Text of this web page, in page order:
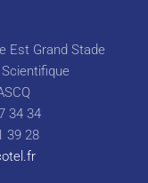
Est Grand Stade
34 34
39 28